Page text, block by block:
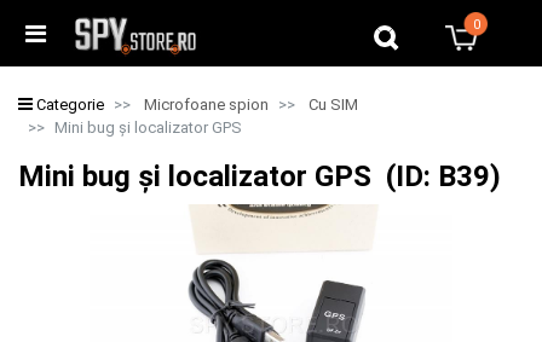
0
Categorie Microfoane spion
Cu SIM
Mini bug și localizator GPS
Mini bug și localizator GPS (ID: B39)